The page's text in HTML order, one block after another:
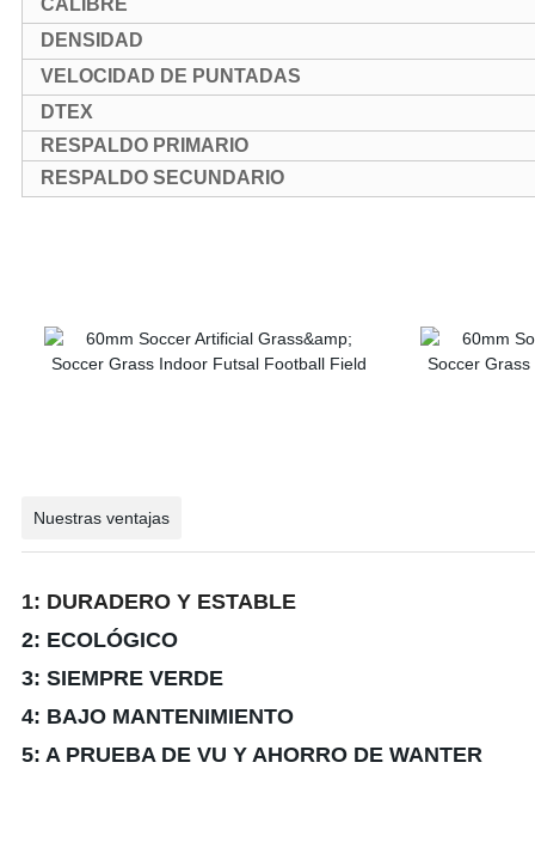
CALIBRE
DENSIDAD
VELOCIDAD DE PUNTADAS
DTEX
RESPALDO PRIMARIO
RESPALDO SECUNDARIO
Nuestras ventajas
1: DURADERO Y ESTABLE
2: ECOLÓGICO
3: SIEMPRE VERDE
4: BAJO MANTENIMIENTO
5: A PRUEBA DE VU Y AHORRO DE WANTER